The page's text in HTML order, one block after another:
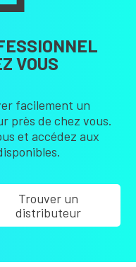
VOUS
facilement un
près de chez vous.
et accédez aux
Trouver un
distributeur